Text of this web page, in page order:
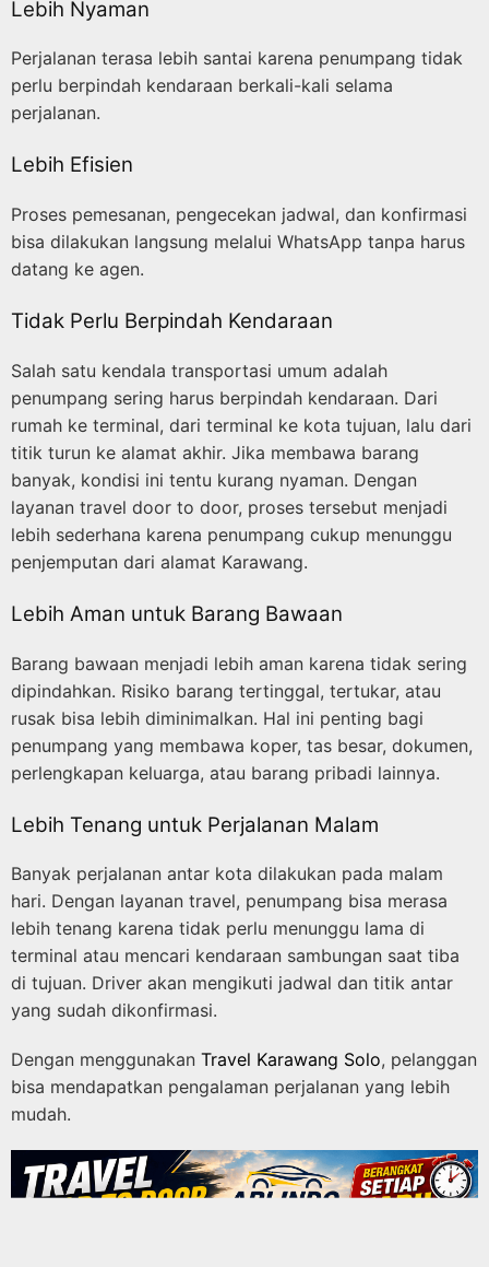
Lebih Nyaman
Perjalanan terasa lebih santai karena penumpang tidak
perlu berpindah kendaraan berkali-kali selama
perjalanan.
Lebih Efisien
Proses pemesanan, pengecekan jadwal, dan konfirmasi
bisa dilakukan langsung melalui WhatsApp tanpa harus
datang ke agen.
Tidak Perlu Berpindah Kendaraan
Salah satu kendala transportasi umum adalah
penumpang sering harus berpindah kendaraan. Dari
rumah ke terminal, dari terminal ke kota tujuan, lalu dari
titik turun ke alamat akhir. Jika membawa barang
banyak, kondisi ini tentu kurang nyaman. Dengan
layanan travel door to door, proses tersebut menjadi
lebih sederhana karena penumpang cukup menunggu
penjemputan dari alamat Karawang.
Lebih Aman untuk Barang Bawaan
Barang bawaan menjadi lebih aman karena tidak sering
dipindahkan. Risiko barang tertinggal, tertukar, atau
rusak bisa lebih diminimalkan. Hal ini penting bagi
penumpang yang membawa koper, tas besar, dokumen,
perlengkapan keluarga, atau barang pribadi lainnya.
Lebih Tenang untuk Perjalanan Malam
Banyak perjalanan antar kota dilakukan pada malam
hari. Dengan layanan travel, penumpang bisa merasa
lebih tenang karena tidak perlu menunggu lama di
terminal atau mencari kendaraan sambungan saat tiba
di tujuan. Driver akan mengikuti jadwal dan titik antar
yang sudah dikonfirmasi.
Dengan menggunakan Travel Karawang Solo, pelanggan
bisa mendapatkan pengalaman perjalanan yang lebih
mudah.